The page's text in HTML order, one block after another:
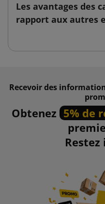
Les avantages des
rapport aux autres
Recevoir des
Obtenez 5% de